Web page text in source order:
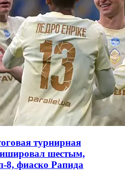
турнирная
шестым,
8, фиаско Рапида